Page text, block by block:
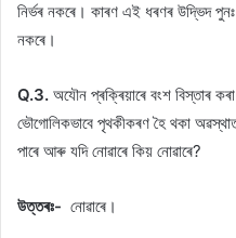
নিৰ্ভৰ নকৰে। কাৰণ এই ধৰণৰ উদ্ভিদ
নকৰে।
Q.3. অযৌন প্ৰক্ৰিয়াৰে বংশ বিস্তাৰ
ভৌগোলিকভাবে পৃথকীকৰণ হৈ থকা
পাৰে আৰু যদি নোৱাৰে কিয় নোৱাৰে?
উত্তৰঃ- নোৱাৰে।